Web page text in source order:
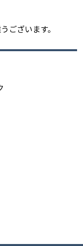
ございます。